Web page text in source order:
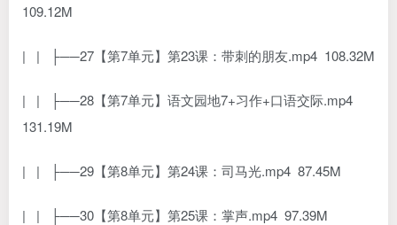
109.12M
| | ├──27【第7单元】第23课：带刺的朋友.mp4 108.32M
| | ├──28【第7单元】语文园地7+习作+口语交际.mp4
131.19M
| | ├──29【第8单元】第24课：司马光.mp4 87.45M
| | ├──30【第8单元】第25课：掌声.mp4 97.39M